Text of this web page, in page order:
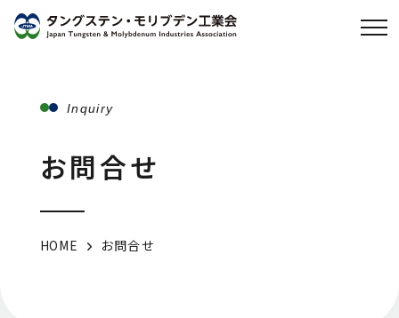
Inquiry
お問合せ
HOME お問合せ